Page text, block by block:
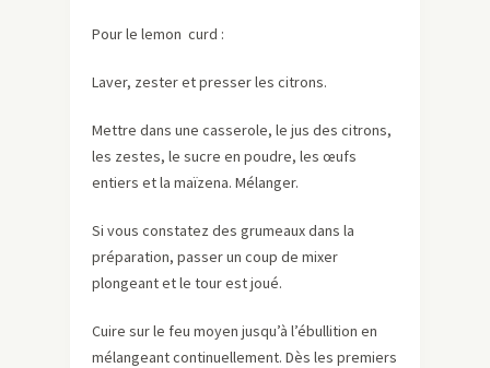
Pour le lemon curd :
Laver, zester et presser les citrons.
Mettre dans une casserole, le jus des citrons,
les zestes, le sucre en poudre, les œufs
entiers et la maïzena. Mélanger.
Si vous constatez des grumeaux dans la
préparation, passer un coup de mixer
plongeant et le tour est joué.
Cuire sur le feu moyen jusqu’à l’ébullition en
mélangeant continuellement. Dès les premiers